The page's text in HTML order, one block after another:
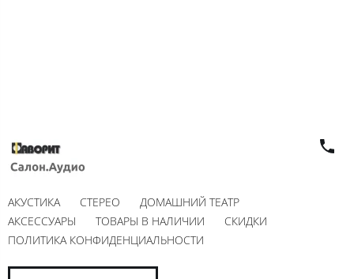
АКУСТИКА СТЕРЕО
ДОМАШНИЙ ТЕАТР
АКСЕССУАРЫ
ТОВАРЫ В НАЛИЧИИ
СКИДКИ
ПОЛИТИКА КОНФИДЕНЦИАЛЬНОСТИ